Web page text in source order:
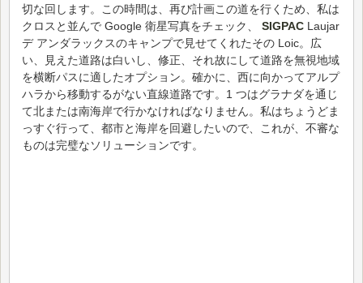
切な回します。この時間は、再び計画この道を行くため、私は
クロスと並んで Google 衛星写真をチェック、 SIGPAC Laujar
デ アンダラックスのキャンプで見せてくれたその Loic。広
い、見えた道路は白いし、修正、それ故にして道路を無視地域
を横断パスに適したオプション。確かに、西に向かってアルプ
ハラから移動するがない直線道路です。1 つはグラナダを通じ
て北または南海岸で行かなければなりません。私はちょうどま
っすぐ行って、都市と海岸を回避したいので、これが、不審な
ものは完璧なソリューションです。